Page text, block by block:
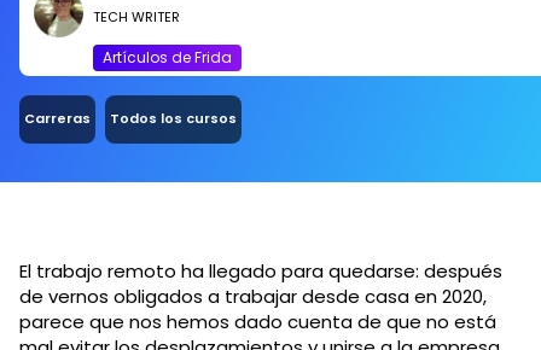
TECH WRITER
Artículos de Frida
Carreras Todos los cursos
El trabajo remoto ha llegado para quedarse: después
de vernos obligados a trabajar desde casa en 2020,
parece que nos hemos dado cuenta de que no está